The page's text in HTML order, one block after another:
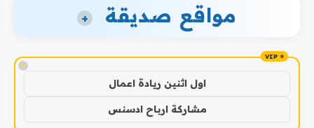
مواقع صديقة +
!
اول اثنين ريادة اعمال
مشاركة ارباح ادسنس